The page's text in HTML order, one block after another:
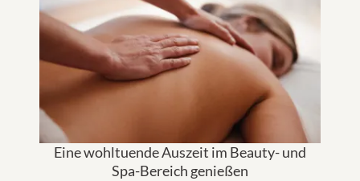
Eine wohltuende Auszeit im Beauty- und
Spa-Bereich genießen